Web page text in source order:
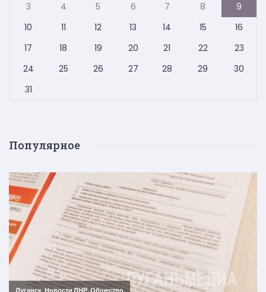
3
4 5 6 7 8
9
10
11 12 13 14 15
16
17
18 19 20 21 22
23
24
25 26 27 28 29
30
31
Популярное